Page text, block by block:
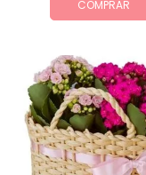
COMPRAR